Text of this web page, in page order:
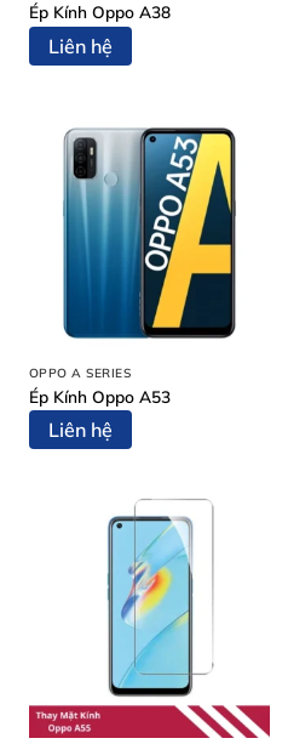
Ép Kính Oppo A38
Liên hệ
OPPO A SERIES
Ép Kính Oppo A53
Liên hệ